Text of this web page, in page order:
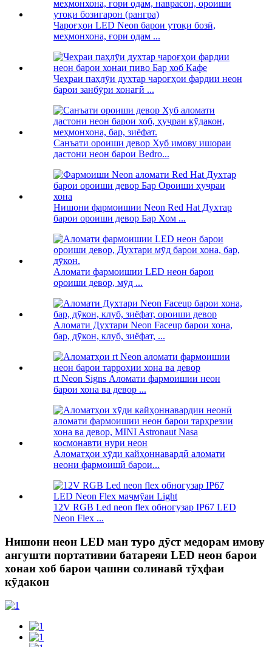
Чароғҳои LED Neon барои утоқи бозӣ,
меҳмонхона, ғори одам ...
Чеҳраи паҳлӯи духтар чароғҳои фардии неон
барои занбӯри хонагӣ ...
Санъати ороиши девор Хуб имову ишораи
дастони неон барои Bedro...
Нишони фармоишии Neon Red Hat Духтар
барои ороиши девор Бар Хом ...
Аломати фармоишии LED неон барои
ороиши девор, мӯд ...
Аломати Духтари Neon Faceup барои хона,
бар, дӯкон, клуб, зиёфат, ...
rt Neon Signs Аломати фармоишии неон
барои хона ва девор ...
Аломатҳои хӯди кайҳоннавардӣ аломати
неони фармоишӣ барои...
12V RGB Led neon flex обногузар IP67 LED
Neon Flex ...
Нишони неон LED ман туро дӯст медорам имову
ангушти портативии батареяи LED неон барои
хонаи хоб барои ҷашни солинавӣ тӯҳфаи
кӯдакон